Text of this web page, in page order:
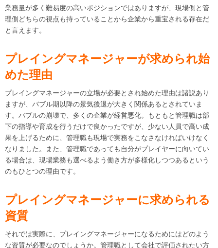
業務量が多く難易度の高いポジションではありますが、現場側と管
理側どちらの視点も持っていることから企業から重宝される存在だ
と言えます。
プレイングマネージャーが求められ始
めた理由
プレイングマネージャーの立場が必要とされ始めた理由は諸説あり
ますが、バブル期以降の景気後退が大きく関係あるとされていま
す。バブルの崩壊で、多くの企業が経営悪化。もともと管理職は部
下の指導や育成を行うだけで良かったですが、少ない人員で高い成
果を上げるために、管理職も現場で実務をこなさなければいけなく
なりました。また、管理職であっても自分がプレイヤーに向いてい
る場合は、現場業務も選べるよう働き方が多様化しつつあるという
のもひとつの理由です。
プレイングマネージャーに求められる
資質
それでは実際に、プレイングマネージャーになるためにはどのよう
な資質が必要なのでしょうか。管理職として会社で評価されたい方